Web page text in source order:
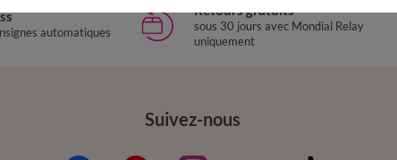
automatiques
Retours gratuits
sous 30 jours avec Mondial Relay
uniquement
Suivez-nous